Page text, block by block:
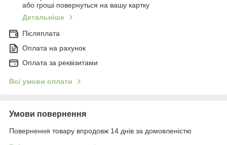
або гроші повернуться на вашу картку
Детальніше
Післяплата
Оплата на рахунок
Оплата за реквізитами
Всі умови оплати
Умови повернення
Повернення товару впродовж 14 днів за домовленістю